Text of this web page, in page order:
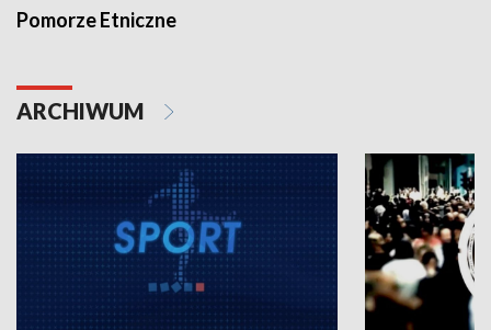
Pomorze Etniczne
ARCHIWUM